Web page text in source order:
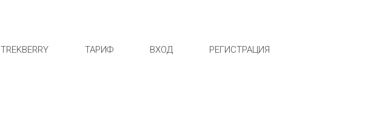
TREKBERRY ТАРИФ ВХОД РЕГИСТРАЦИЯ